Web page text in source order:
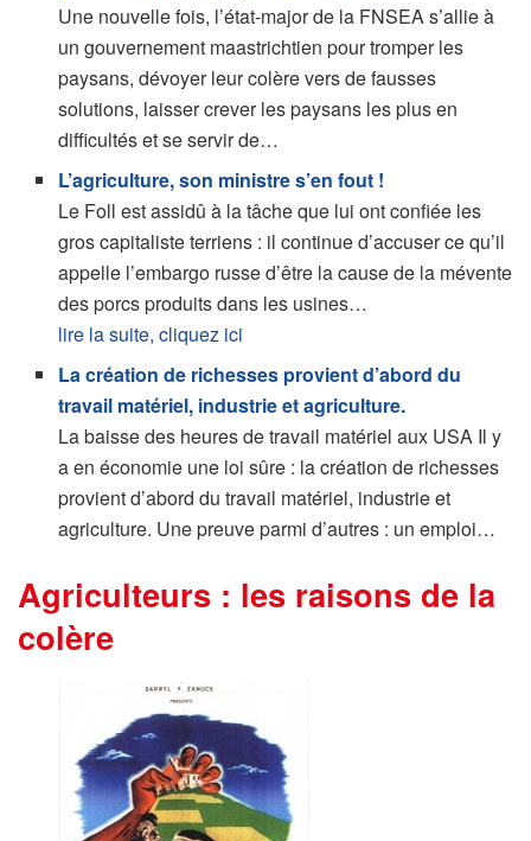
Une nouvelle fois, l’état-major de la FNSEA s’allie à
un gouvernement maastrichtien pour tromper les
paysans, dévoyer leur colère vers de fausses
solutions, laisser crever les paysans les plus en
difficultés et se servir de…
L’agriculture, son ministre s’en fout !
Le Foll est assidû à la tâche que lui ont confiée les
gros capitaliste terriens : il continue d’accuser ce qu’il
appelle l’embargo russe d’être la cause de la mévente
des porcs produits dans les usines…
lire la suite, cliquez ici
La création de richesses provient d’abord du
travail matériel, industrie et agriculture.
La baisse des heures de travail matériel aux USA Il y
a en économie une loi sûre : la création de richesses
provient d’abord du travail matériel, industrie et
agriculture. Une preuve parmi d’autres : un emploi…
Agriculteurs : les raisons de la
colère